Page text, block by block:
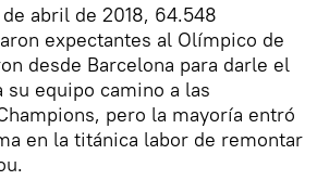
abril de 2018, 64.548
expectantes al Olímpico de
desde Barcelona para darle el
su equipo camino a las
pero la mayoría entró
en la titánica labor de remontar